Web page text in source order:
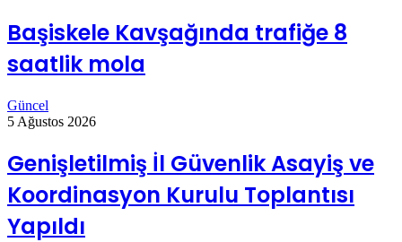
Başiskele Kavşağında trafiğe 8
saatlik mola
Güncel
5 Ağustos 2026
Genişletilmiş İl Güvenlik Asayiş ve
Koordinasyon Kurulu Toplantısı
Yapıldı